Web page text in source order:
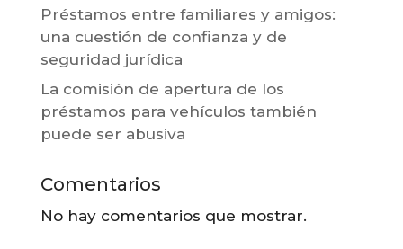
Préstamos entre familiares y amigos:
una cuestión de confianza y de
seguridad jurídica
La comisión de apertura de los
préstamos para vehículos también
puede ser abusiva
Comentarios
No hay comentarios que mostrar.